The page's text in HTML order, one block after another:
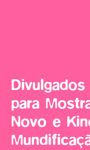
para
Novo e